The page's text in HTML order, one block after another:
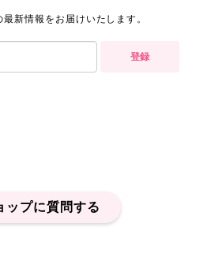
新情報をお届けいたします。
登録
ップに質問する